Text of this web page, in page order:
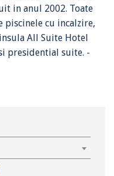
in anul 2002. Toate
piscinele cu incalzire,
All Suite Hotel
presidential suite. -